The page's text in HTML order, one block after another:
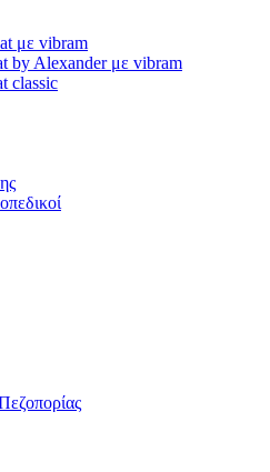
με vibram
by Alexander με vibram
classic